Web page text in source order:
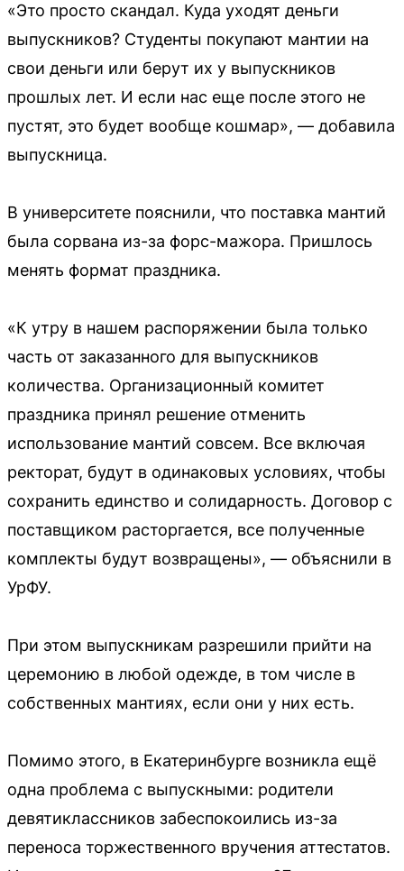
«Это просто скандал. Куда уходят деньги
выпускников? Студенты покупают мантии на
свои деньги или берут их у выпускников
прошлых лет. И если нас еще после этого не
пустят, это будет вообще кошмар», — добавила
выпускница.
В университете пояснили, что поставка мантий
была сорвана из-за форс-мажора. Пришлось
менять формат праздника.
«К утру в нашем распоряжении была только
часть от заказанного для выпускников
количества. Организационный комитет
праздника принял решение отменить
использование мантий совсем. Все включая
ректорат, будут в одинаковых условиях, чтобы
сохранить единство и солидарность. Договор с
поставщиком расторгается, все полученные
комплекты будут возвращены», — объяснили в
УрФУ.
При этом выпускникам разрешили прийти на
церемонию в любой одежде, в том числе в
собственных мантиях, если они у них есть.
Помимо этого, в Екатеринбурге возникла ещё
одна проблема с выпускными: родители
девятиклассников забеспокоились из-за
переноса торжественного вручения аттестатов.